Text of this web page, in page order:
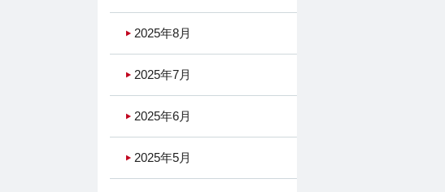
2025年8月
2025年7月
2025年6月
2025年5月